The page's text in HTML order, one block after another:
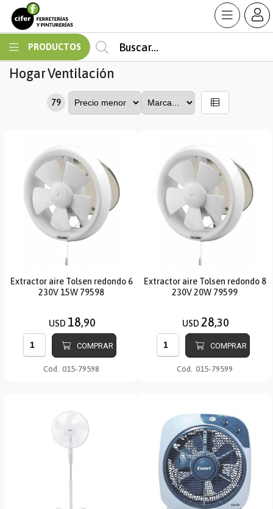
PRODUCTOS
HogarVentilación
79
Extractor aire Tolsen redondo 6
230V 15W 79598
USD 18,90
COMPRAR
Cód. 015-79598
Extractor aire Tolsen redondo 8
230V 20W 79599
USD 28,30
COMPRAR
Cód. 015-79599